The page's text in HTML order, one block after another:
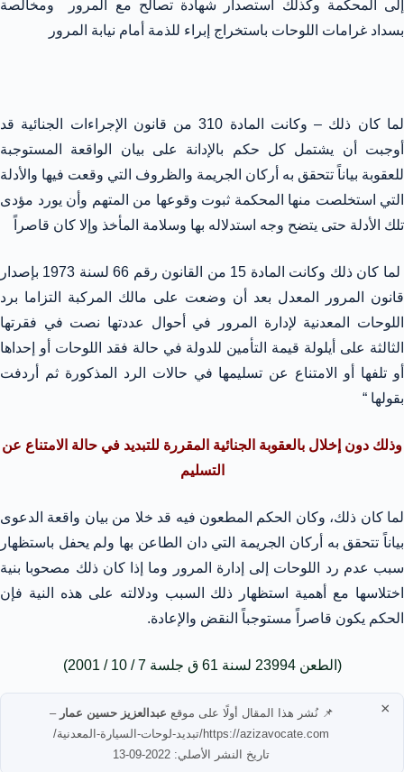
إلى المحكمة وكذلك استصدار شهادة تصالح مع المرور ومخالصة
بسداد غرامات اللوحات باستخراج إبراء للذمة أمام نيابة المرور
لما كان ذلك – وكانت المادة 310 من قانون الإجراءات الجنائية قد
أوجبت أن يشتمل كل حكم بالإدانة على بيان الواقعة المستوجبة
للعقوبة بياناً تتحقق به أركان الجريمة والظروف التي وقعت فيها والأدلة
التي استخلصت منها المحكمة ثبوت وقوعها من المتهم وأن يورد مؤدى
تلك الأدلة حتى يتضح وجه استدلاله بها وسلامة المأخذ وإلا كان قاصراً
لما كان ذلك وكانت المادة 15 من القانون رقم 66 لسنة 1973 بإصدار
قانون المرور المعدل بعد أن وضعت على مالك المركبة التزاما برد
اللوحات المعدنية لإدارة المرور في أحوال عددتها نصت في فقرتها
الثالثة على أيلولة قيمة التأمين للدولة في حالة فقد اللوحات أو إحداها
أو تلفها أو الامتناع عن تسليمها في حالات الرد المذكورة ثم أردفت
بقولها “
وذلك دون إخلال بالعقوبة الجنائية المقررة للتبديد في حالة الامتناع عن
التسليم
لما كان ذلك، وكان الحكم المطعون فيه قد خلا من بيان واقعة الدعوى
بياناً تتحقق به أركان الجريمة التي دان الطاعن بها ولم يحفل باستظهار
سبب عدم رد اللوحات إلى إدارة المرور وما إذا كان ذلك مصحوبا بنية
اختلاسها مع أهمية استظهار ذلك السبب ودلالته على هذه النية فإن
الحكم يكون قاصراً مستوجباً النقض والإعادة.
(الطعن 23994 لسنة 61 ق جلسة 7 / 10 / 2001)
📌 نُشر هذا المقال أولًا على موقع عبدالعزيز حسين عمار –
https://azizavocate.com/تبديد-لوحات-السيارة-المعدنية/
تاريخ النشر الأصلي: 2022-09-13
×